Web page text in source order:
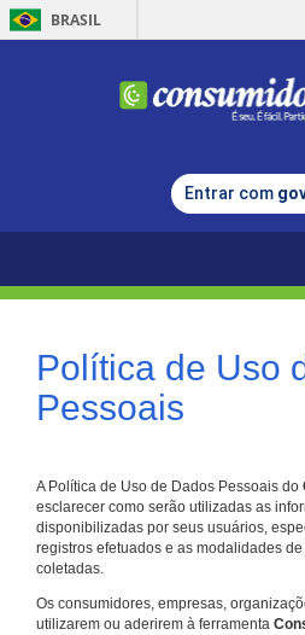
BRASIL
Entrar com
Política de Uso
Pessoais
A Política de Uso de Dados Pessoais do
esclarecer como serão utilizadas as
disponibilizadas por seus usuários,
registros efetuados e as modalidades
coletadas.
Os consumidores, empresas,
utilizarem ou aderirem à ferramenta